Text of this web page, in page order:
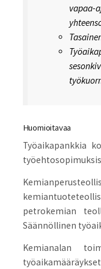
vapaa-
Huomioitavaa
Työaikapankkia
petrokemian
Säännöllinen
Kemianalan